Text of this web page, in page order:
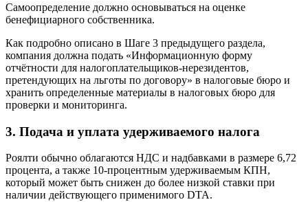
Самоопределение должно основываться на оценке
бенефициарного собственника.
Как подробно описано в Шаге 3 предыдущего раздела,
компания должна подать «Информационную форму
отчётности для налогоплательщиков-нерезидентов,
претендующих на льготы по договору» в налоговые бюро и
хранить определенные материалы в налоговых бюро для
проверки и мониторинга.
3. Подача и уплата удерживаемого налога
Роялти обычно облагаются НДС и надбавками в размере 6,72
процента, а также 10-процентным удерживаемым КПН,
который может быть снижен до более низкой ставки при
наличии действующего применимого DTA.